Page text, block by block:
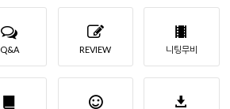
Q&A REVIEW 니팅무비